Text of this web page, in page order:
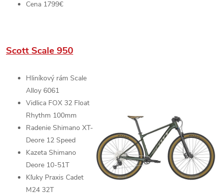
Cena 1799€
Scott Scale 950
Hliníkový rám Scale
Alloy 6061
Vidlica FOX 32 Float
Rhythm 100mm
Radenie Shimano XT-
Deore 12 Speed
Kazeta Shimano
Deore 10-51T
Kľuky Praxis Cadet
M24 32T